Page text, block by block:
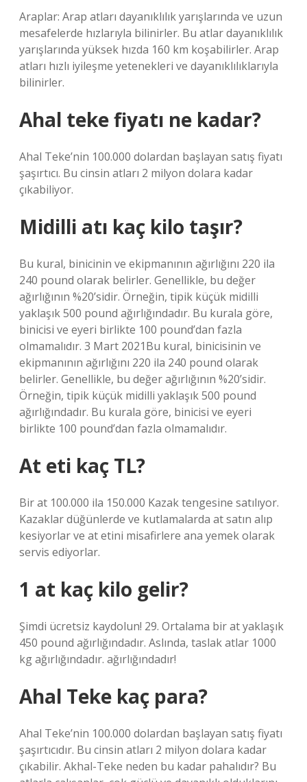
Araplar: Arap atları dayanıklılık yarışlarında ve uzun
mesafelerde hızlarıyla bilinirler. Bu atlar dayanıklılık
yarışlarında yüksek hızda 160 km koşabilirler. Arap
atları hızlı iyileşme yetenekleri ve dayanıklılıklarıyla
bilinirler.
Ahal teke fiyatı ne kadar?
Ahal Teke’nin 100.000 dolardan başlayan satış fiyatı
şaşırtıcı. Bu cinsin atları 2 milyon dolara kadar
çıkabiliyor.
Midilli atı kaç kilo taşır?
Bu kural, binicinin ve ekipmanının ağırlığını 220 ila
240 pound olarak belirler. Genellikle, bu değer
ağırlığının %20’sidir. Örneğin, tipik küçük midilli
yaklaşık 500 pound ağırlığındadır. Bu kurala göre,
binicisi ve eyeri birlikte 100 pound’dan fazla
olmamalıdır. 3 Mart 2021Bu kural, binicisinin ve
ekipmanının ağırlığını 220 ila 240 pound olarak
belirler. Genellikle, bu değer ağırlığının %20’sidir.
Örneğin, tipik küçük midilli yaklaşık 500 pound
ağırlığındadır. Bu kurala göre, binicisi ve eyeri
birlikte 100 pound’dan fazla olmamalıdır.
At eti kaç TL?
Bir at 100.000 ila 150.000 Kazak tengesine satılıyor.
Kazaklar düğünlerde ve kutlamalarda at satın alıp
kesiyorlar ve at etini misafirlere ana yemek olarak
servis ediyorlar.
1 at kaç kilo gelir?
Şimdi ücretsiz kaydolun! 29. Ortalama bir at yaklaşık
450 pound ağırlığındadır. Aslında, taslak atlar 1000
kg ağırlığındadır. ağırlığındadır!
Ahal Teke kaç para?
Ahal Teke’nin 100.000 dolardan başlayan satış fiyatı
şaşırtıcıdır. Bu cinsin atları 2 milyon dolara kadar
çıkabilir. Akhal-Teke neden bu kadar pahalıdır? Bu